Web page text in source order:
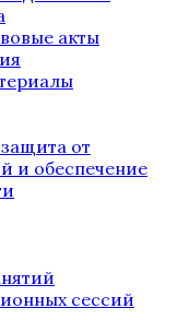
акты
от
и обеспечение
сессий